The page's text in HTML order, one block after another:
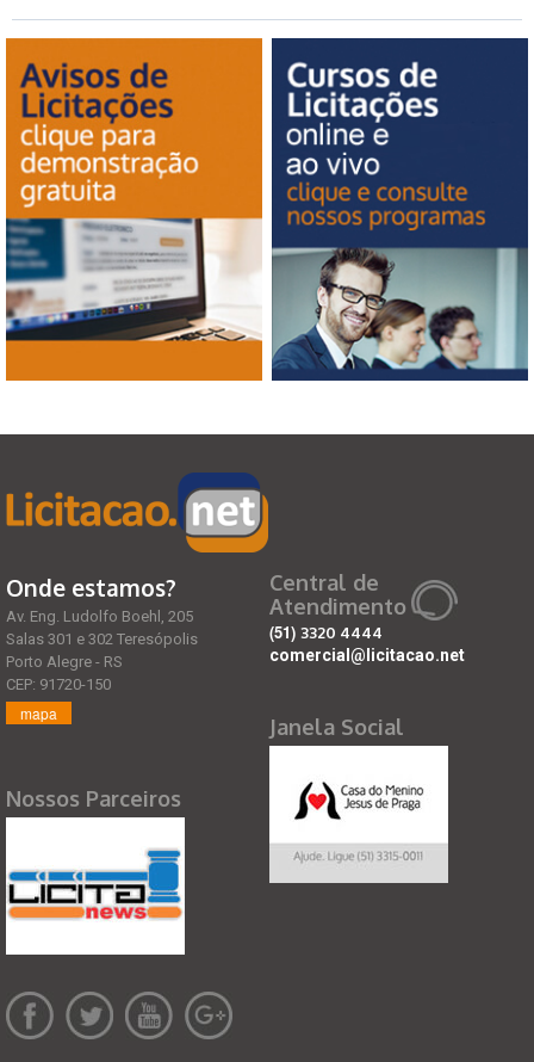
Onde estamos?
Av. Eng. Ludolfo Boehl, 205
Salas 301 e 302 Teresópolis
Porto Alegre - RS
CEP: 91720-150
mapa
Nossos Parceiros
Central de
Atendimento
(51) 3320 4444
comercial@licitacao.net
Janela Social